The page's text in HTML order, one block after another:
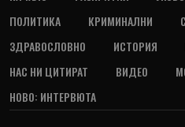
ПОЛИТИКА
КРИМИНАЛНИ
ЗДРАВОСЛОВНО
ИСТОРИЯ
НАС НИ ЦИТИРАТ
ВИДЕО
НОВО: ИНТЕРВЮТА